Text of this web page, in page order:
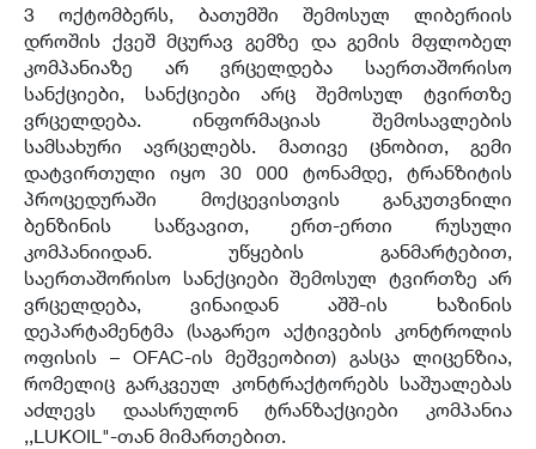
3 ოქტომბერს, ბათუმში შემოსულ ლიბერიის
დროშის ქვეშ მცურავ გემზე და გემის მფლობელ
კომპანიაზე არ ვრცელდება საერთაშორისო
სანქციები, სანქციები არც შემოსულ ტვირთზე
ვრცელდება. ინფორმაციას შემოსავლების
სამსახური ავრცელებს. მათივე ცნობით, გემი
დატვირთული იყო 30 000 ტონამდე, ტრანზიტის
პროცედურაში მოქცევისთვის განკუთვნილი
ბენზინის საწვავით, ერთ-ერთი რუსული
კომპანიიდან. უწყების განმარტებით,
საერთაშორისო სანქციები შემოსულ ტვირთზე არ
ვრცელდება, ვინაიდან აშშ-ის ხაზინის
დეპარტამენტმა (საგარეო აქტივების კონტროლის
ოფისის – OFAC-ის მეშვეობით) გასცა ლიცენზია,
რომელიც გარკვეულ კონტრაქტორებს საშუალებას
აძლევს დაასრულონ ტრანზაქციები კომპანია
,,LUKOIL"-თან მიმართებით.